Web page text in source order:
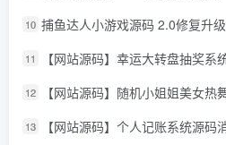
10 捕鱼达人小游戏源码 2.0修复升
11 【网站源码】幸运大转盘抽奖系
12 【网站源码】随机小姐姐美女热
13 【网站源码】个人记账系统源码